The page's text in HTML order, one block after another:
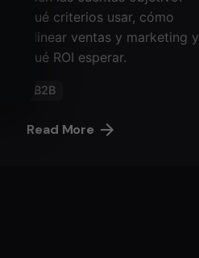
qué criterios usar, cómo
alinear ventas y marketing y
qué ROI esperar.
B2B
Read More